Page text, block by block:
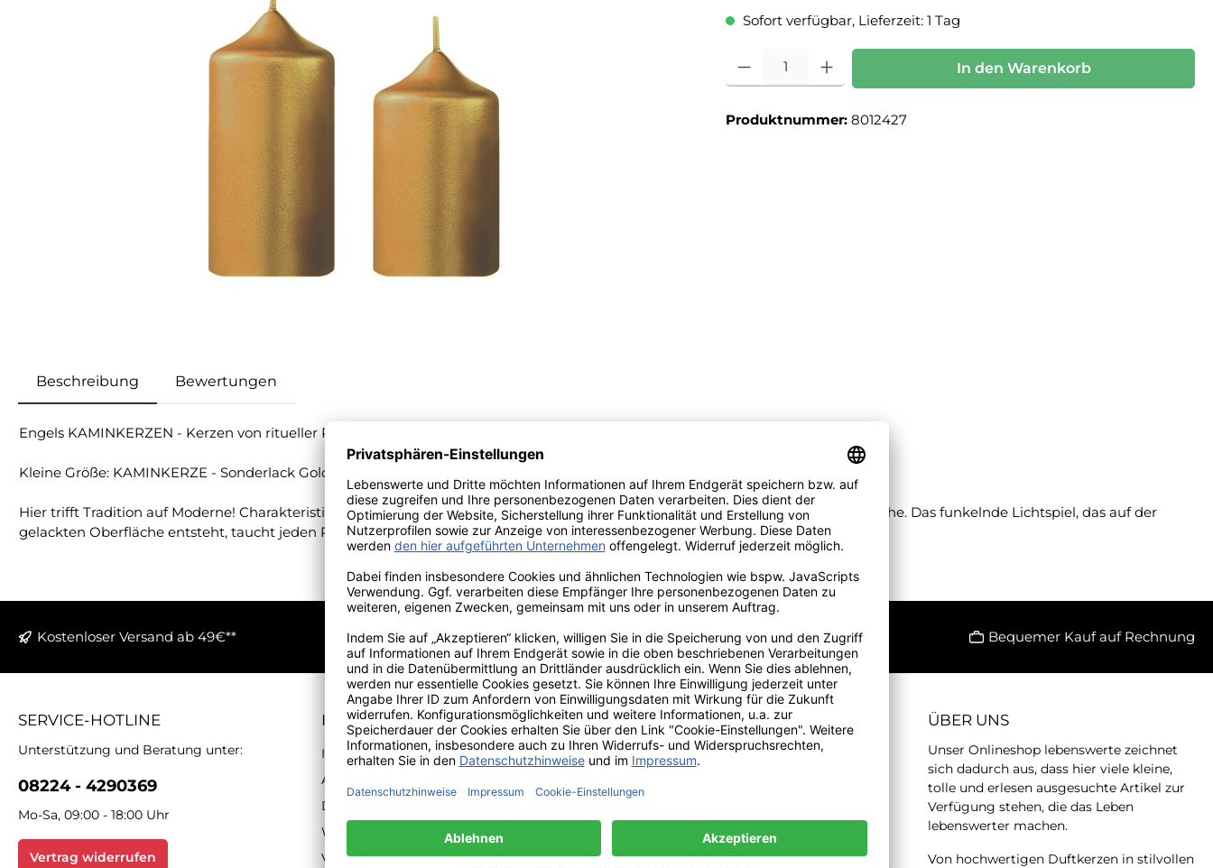
Sofort verfügbar, Lieferzeit: 1 Tag
Produkt Anzahl: Gib den gewünschten Wert ein oder benutze die Schaltflächen um die
In den Warenkorb
Produktnummer: 8012427
Beschreibung Bewertungen
Engels KAMINKERZEN - Kerzen von ritueller Präsenz
Kleine Größe: KAMINKERZE - Sonderlack Gold: Höhe 12 cm, Ø 8 cm, Brenndauer ca. 50 Std.
Hier trifft Tradition auf Moderne! Charakteristisch für die KAMINKERZE sind der hohe Glockenkopf und die edel lackierte Oberfläche. Das funkelnde Lichtspiel, das auf der
gelackten Oberfläche entsteht, taucht jeden Raum in eine festliche Stimmung.
Kostenloser Versand ab 49€** Versand innerhalb von 24h Bequemer Kauf auf Rechnung
SERVICE-HOTLINE
Unterstützung und Beratung unter:
08224 - 4290369
Mo-Sa, 09:00 - 18:00 Uhr
Vertrag widerrufen
INFORMATIONEN
Impressum
AGB
Datenschutz
Widerrufsbelehrung
Versand & Zahlung
ZAHLUNGS- UND
VERSANDARTEN
PAY WITH KLARNA
ÜBER UNS
Unser Onlineshop lebenswerte zeichnet
sich dadurch aus, dass hier viele kleine,
tolle und erlesen ausgesuchte Artikel zur
Verfügung stehen, die das Leben
lebenswerter machen.
Von hochwertigen Duftkerzen in stilvollen